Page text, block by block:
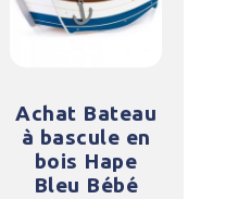
Achat Bateau
à bascule en
bois Hape
Bleu Bébé